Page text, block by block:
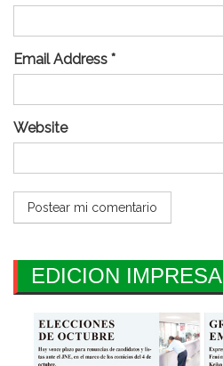
Email Address *
Website
EDICION IMPRESA